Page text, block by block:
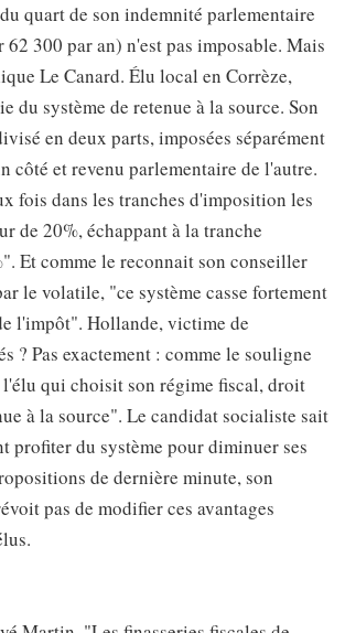
quart de son indemnité parlementaire
62 300 par an) n'est pas imposable. Mais
Le Canard. Élu local en Corrèze,
du système de retenue à la source. Son
en deux parts, imposées séparément
côté et revenu parlementaire de l'autre.
fois dans les tranches d'imposition les
de 20%, échappant à la tranche
Et comme le reconnait son conseiller
le volatile, "ce système casse fortement
l'impôt". Hollande, victime de
? Pas exactement : comme le souligne
l'élu qui choisit son régime fiscal, droit
à la source". Le candidat socialiste sait
profiter du système pour diminuer ses
de dernière minute, son
pas de modifier ces avantages